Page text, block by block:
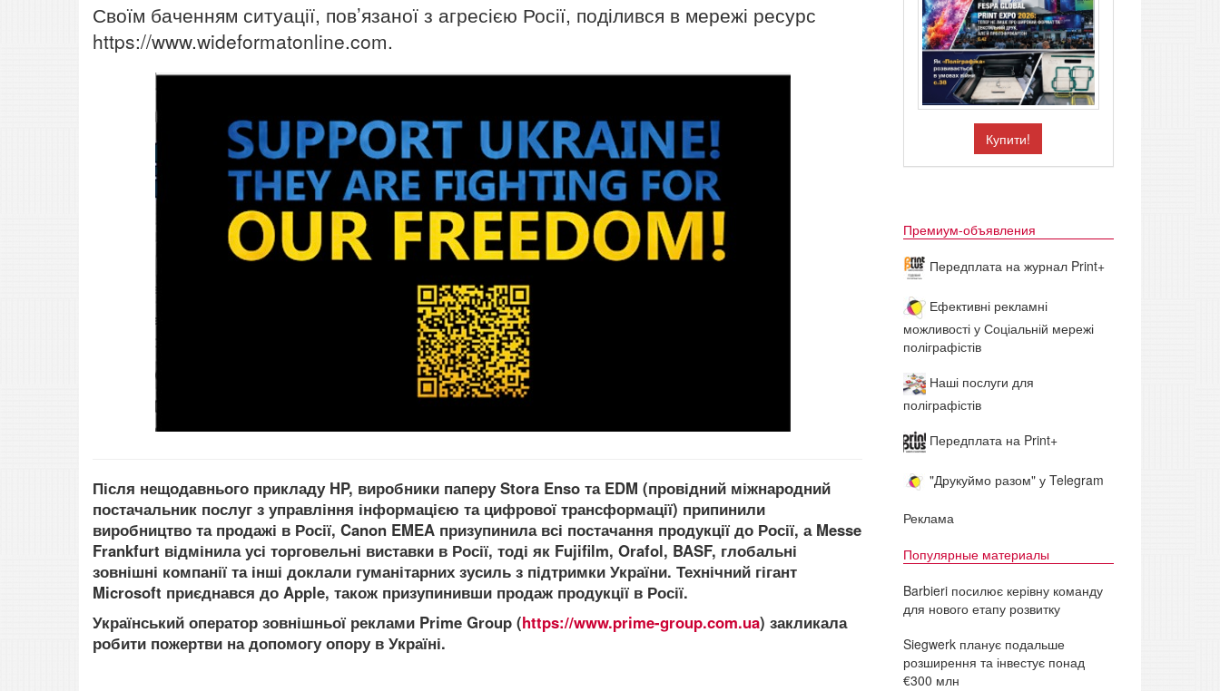
Своїм баченням ситуації, пов’язаної з агресією Росії, поділився в мережі ресурс
https://www.wideformatonline.com.
Після нещодавнього прикладу HP, виробники паперу Stora Enso та EDM (провідний міжнародний
постачальник послуг з управління інформацією та цифрової трансформації) припинили
виробництво та продажі в Росії, Canon EMEA призупинила всі постачання продукції до Росії, а Messe
Frankfurt відмінила усі торговельні виставки в Росії, тоді як Fujifilm, Orafol, BASF, глобальні
зовнішні компанії та інші доклали гуманітарних зусиль з підтримки України. Технічний гігант
Microsoft приєднався до Apple, також призупинивши продаж продукції в Росії.
Український оператор зовнішньої реклами Prime Group (https://www.prime-group.com.ua) закликала
робити пожертви на допомогу опору в Україні.
Купити!
Премиум-объявления
Передплата на журнал Print+
Ефективні рекламні
можливості у Соціальній мережі
поліграфістів
Наші послуги для
поліграфістів
Передплата на Print+
"Друкуймо разом" у Telegram
Реклама
Популярные материалы
Barbieri посилює керівну команду
для нового етапу розвитку
Siegwerk планує подальше
розширення та інвестує понад
€300 млн